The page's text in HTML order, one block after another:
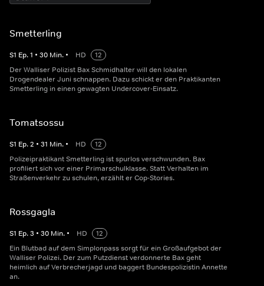
Smetterling
S1 Ep.1 • 30 Min. • HD
12
Der Walliser Polizist Bax Schmidhalter will den lokalen
Drogendealer Juni schnappen. Dazu schickt er den Praktikanten
Smetterling in einen gewagten Undercover-Einsatz.
Tomatsossu
S1 Ep.2 • 31 Min. • HD
12
Polizeipraktikant Smetterling ist spurlos verschwunden. Bax
profiliert sich vor einer Primarschulklasse. Statt Verhalten im
Straßenverkehr zu schulen, erzählt er Cop-Stories.
Rossgagla
S1 Ep.3 • 30 Min. • HD
12
Ein Blutbad auf dem Simplonpass sorgt für ein Großaufgebot der
Walliser Polizei. Der zum Putzdienst verdonnerte Bax geht
heimlich auf Verbrecherjagd und baggert Bundespolizistin Annette
an.